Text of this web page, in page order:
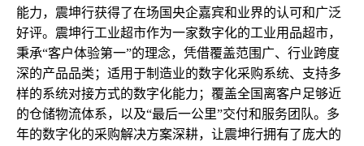
能力，震坤行获得了在场国央企嘉宾和业界的认可和广泛
好评。震坤行工业超市作为一家数字化的工业用品超市，
秉承“客户体验第一”的理念，凭借覆盖范围广、行业跨度
深的产品品类；适用于制造业的数字化采购系统、支持多
样的系统对接方式的数字化能力；覆盖全国离客户足够近
的仓储物流体系，以及“最后一公里”交付和服务团队。多
年的数字化的采购解决方案深耕，让震坤行拥有了庞大的